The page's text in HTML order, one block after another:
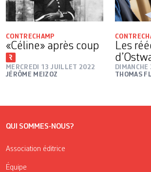
CONTRECHAMP
«Céline» après coup
MERCREDI 13 JUILLET 2022
JÉRÔME MEIZOZ
Les
THOMAS
QUI SOMMES-NOUS?
Association éditrice
Équipe